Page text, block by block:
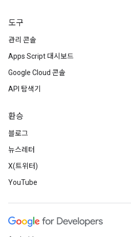
도구
관리 콘솔
Apps Script 대시보드
Google Cloud 콘솔
API 탐색기
환승
블로그
뉴스레터
X(트위터)
YouTube